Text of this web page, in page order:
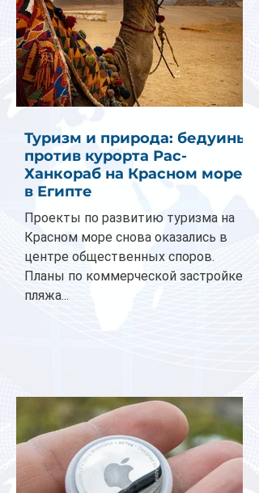
Туризм и природа: бедуины
против курорта Рас-
Ханкораб на Красном море
в Египте
Проекты по развитию туризма на
Красном море снова оказались в
центре общественных споров.
Планы по коммерческой застройке
пляжа...